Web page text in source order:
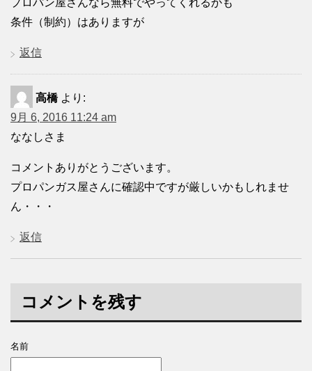
プロパン屋さんなら無料でやってくれるかも
条件（制約）はありますが
返信
高橋 より:
9月 6, 2016 11:24 am
ななしさま
コメントありがとうございます。
プロパンガス屋さんに確認中ですが厳しいかもしれませ
ん・・・
返信
コメントを残す
名前